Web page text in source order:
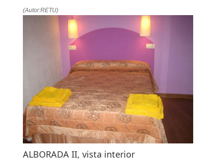
(Autor:RETU)
ALBORADA II, vista interior